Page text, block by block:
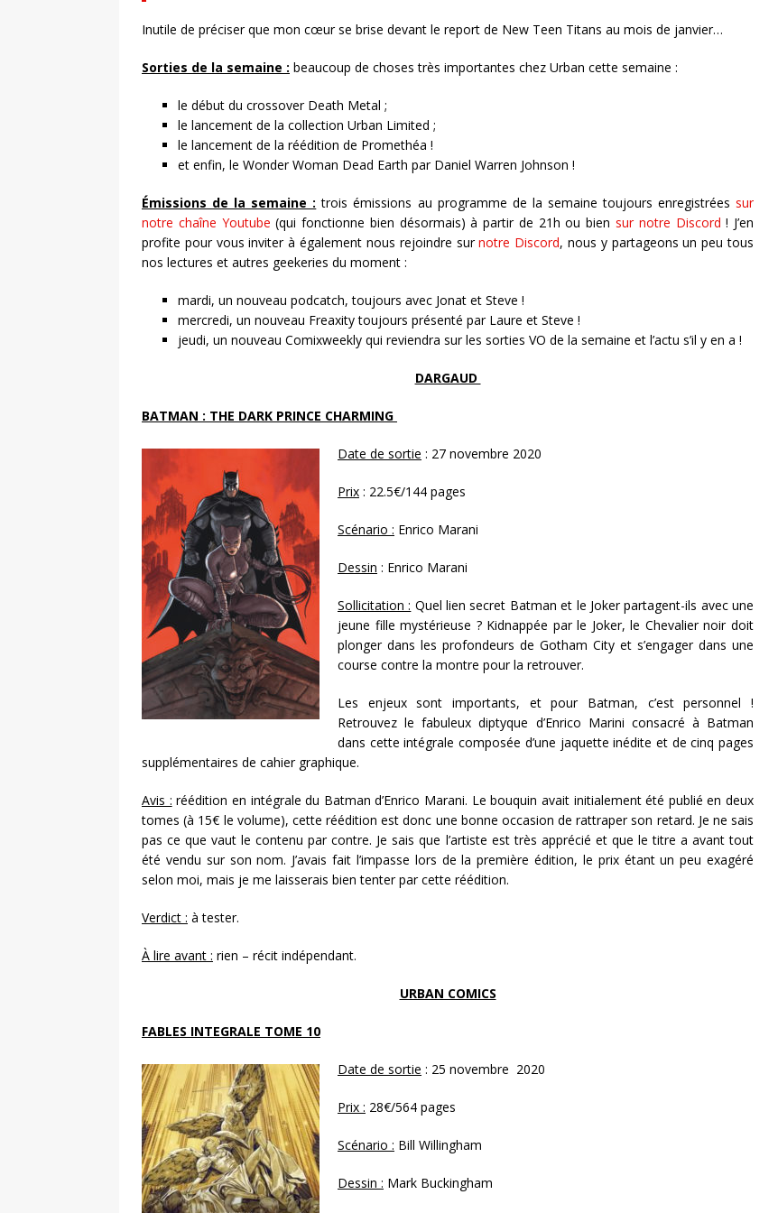
Inutile de préciser que mon cœur se brise devant le report de New Teen Titans au mois de janvier…
Sorties de la semaine : beaucoup de choses très importantes chez Urban cette semaine :
le début du crossover Death Metal ;
le lancement de la collection Urban Limited ;
le lancement de la réédition de Promethéa !
et enfin, le Wonder Woman Dead Earth par Daniel Warren Johnson !
Émissions de la semaine : trois émissions au programme de la semaine toujours enregistréessur
notre chaîne Youtube (qui fonctionne bien désormais) à partir de 21h ou bien sur notre Discord ! J’en
profite pour vous inviter à également nous rejoindre surnotre Discord, nous y partageons unpeu tous
nos lectures et autres geekeries du moment :
mardi, un nouveau podcatch, toujours avec Jonat et Steve !
mercredi, un nouveau Freaxity toujours présenté par Laure et Steve !
jeudi, un nouveau Comixweekly qui reviendra sur les sorties VO de la semaine et l’actu s’il y en a !
DARGAUD
BATMAN : THE DARK PRINCE CHARMING
Date de sortie : 27 novembre 2020
Prix : 22.5€/144 pages
Scénario : Enrico Marani
Dessin : Enrico Marani
Sollicitation : Quel lien secret Batman et le Joker partagent-ils avec une
jeune fille mystérieuse ? Kidnappée par le Joker, le Chevalier noir doit
plonger dans les profondeurs de Gotham City et s’engager dans une
course contre la montre pour la retrouver.
Les enjeux sont importants, et pour Batman, c’est personnel !
Retrouvez le fabuleux diptyque d’Enrico Marini consacré à Batman
dans cette intégrale composée d’une jaquette inédite et de cinq pages
supplémentaires de cahier graphique.
Avis : réédition en intégrale du Batman d’Enrico Marani. Le bouquin avait initialement été publié en deux
tomes (à 15€ le volume), cette réédition est donc une bonne occasion de rattraper son retard. Je ne sais
pas ce que vaut le contenu par contre. Je sais que l’artiste est très apprécié et que le titre a avant tout
été vendu sur son nom. J’avais fait l’impasse lors de la première édition, le prix étant un peu exagéré
selon moi, mais je me laisserais bien tenter par cette réédition.
Verdict : à tester.
À lire avant : rien – récit indépendant.
URBAN COMICS
FABLES INTEGRALE TOME 10
Date de sortie : 25 novembre 2020
Prix : 28€/564 pages
Scénario : Bill Willingham
Dessin : Mark Buckingham